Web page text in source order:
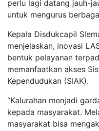
perlu lagi datang jauh-
untuk mengurus
Kepala Disdukcapil
menjelaskan, inovasi
bentuk pelayanan
memanfaatkan akses
Kependudukan (SIAK).
“Kalurahan menjadi
kepada masyarakat.
masyarakat bisa